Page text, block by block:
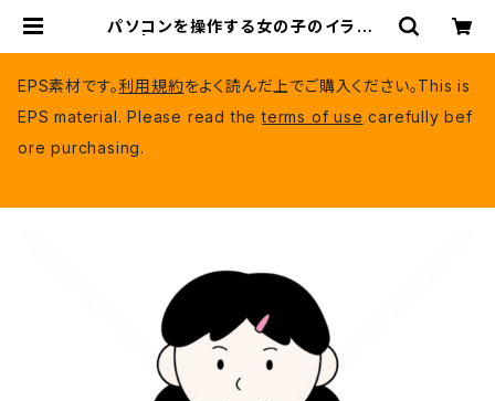
パソコンを操作する女の子のイラスト
EPS素材です。利用規約をよく読んだ上でご購入ください。This is
EPS material. Please read theterms of use carefully bef
ore purchasing.